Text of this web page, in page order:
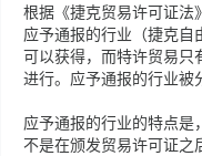
根据《捷克贸易许可证
应予通报的行业（捷克自
可以获得，而特许贸易只
进行。应予通报的行业被
应予通报的行业的特点
不是在颁发贸易许可证之